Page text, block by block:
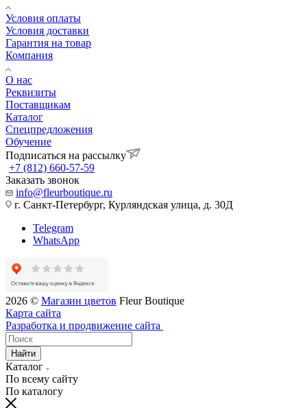
Условия оплаты
Условия доставки
Гарантия на товар
Компания
О нас
Реквизиты
Поставщикам
Каталог
Спецпредложения
Обучение
Подписаться на рассылку
+7 (812) 660-57-59
Заказать звонок
info@fleurboutique.ru
г. Санкт-Петербург, Курляндская улица, д. 30Д
Telegram
WhatsApp
2026 © Магазин цветов Fleur Boutique
Карта сайта
Разработка и продвижение сайта
Найти
Каталог
По всему сайту
По каталогу